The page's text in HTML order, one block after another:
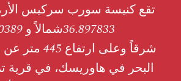
تقع كنيسة سورب سركيس
شرقاً وعلى
البحر في هاوريسك، في قرية